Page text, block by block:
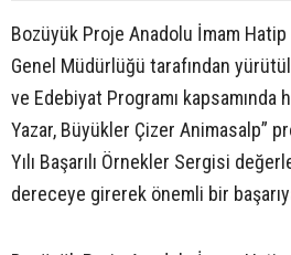
Bozüyük Proje Anadolu İmam
Genel Müdürlüğü tarafından
ve Edebiyat Programı kapsamında
Yazar, Büyükler Çizer Animasalp”
Yılı Başarılı Örnekler Sergisi
dereceye girerek önemli bir